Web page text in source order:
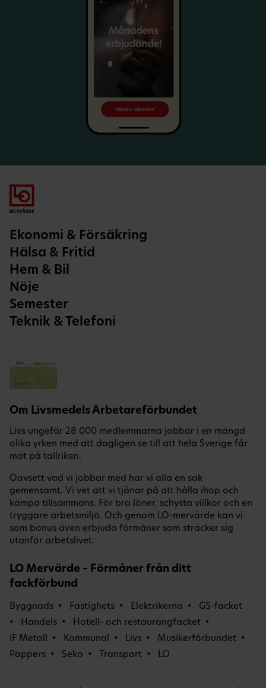
Ekonomi & Försäkring
Hälsa & Fritid
Hem & Bil
Nöje
Semester
Teknik & Telefoni
Om Livsmedels Arbetareförbundet
Livs ungefär 28 000 medlemmarna jobbar i en mängd
olika yrken med att dagligen se till att hela Sverige får
mat på tallriken.
Oavsett vad vi jobbar med har vi alla en sak
gemensamt. Vi vet att vi tjänar på att hålla ihop och
kämpa tillsammans. För bra löner, schysta villkor och en
tryggare arbetsmiljö. Och genom LO-mervärde kan vi
som bonus även erbjuda förmåner som sträcker sig
utanför arbetslivet.
LO Mervärde – Förmåner från ditt
fackförbund
Byggnads Fastighets Elektrikerna
GS-facket
Handels
Hotell- och restaurangfacket
IF Metall
Kommunal Livs
Musikerförbundet
Pappers
Seko Transport LO